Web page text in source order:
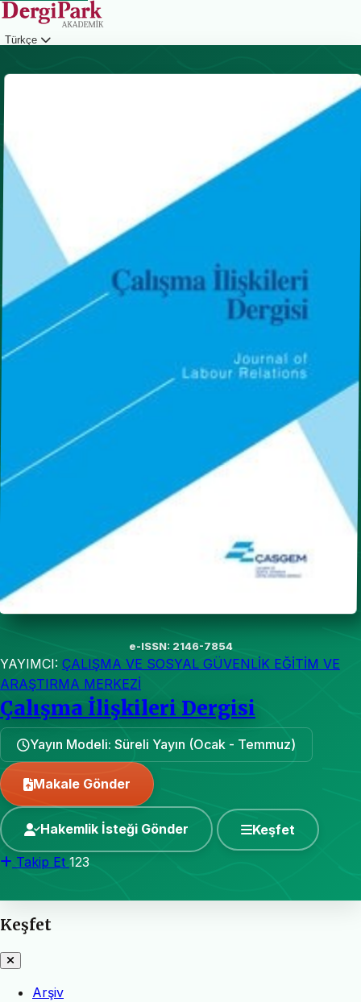
Türkçe
e-ISSN: 2146-7854
YAYIMCI: ÇALIŞMA VE SOSYAL GÜVENLİK EĞİTİM VE
ARAŞTIRMA MERKEZİ
Çalışma İlişkileri Dergisi
Yayın Modeli: Süreli Yayın (Ocak - Temmuz)
Makale Gönder
Hakemlik İsteği Gönder Keşfet
Takip Et 123
Keşfet
Arşiv